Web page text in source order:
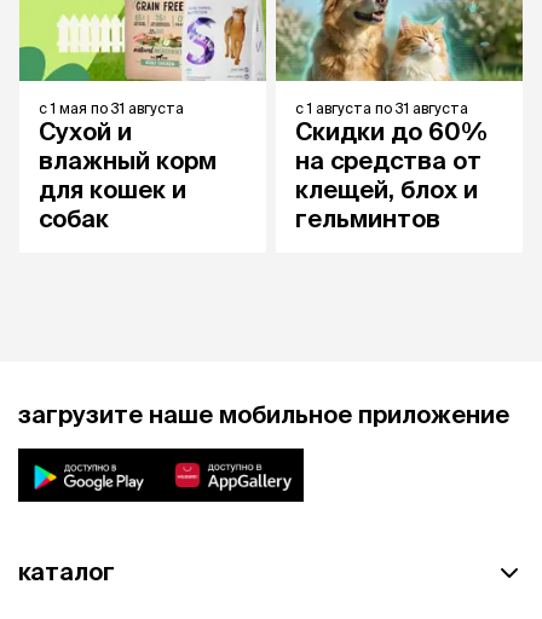
с1 мая по 31 августа
Сухой и
влажный корм
для кошек и
собак
с1 августа по 31 августа
Скидки до 60%
на средства от
клещей, блох и
гельминтов
загрузите наше мобильное приложение
каталог